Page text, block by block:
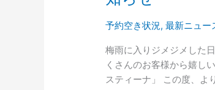
予約空き状況,最新ニュー
梅雨に入りジメジメした
くさんのお客様から嬉し
スティーナ」 この度、よ